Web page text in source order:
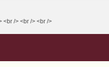
<br /> <br /> <br />